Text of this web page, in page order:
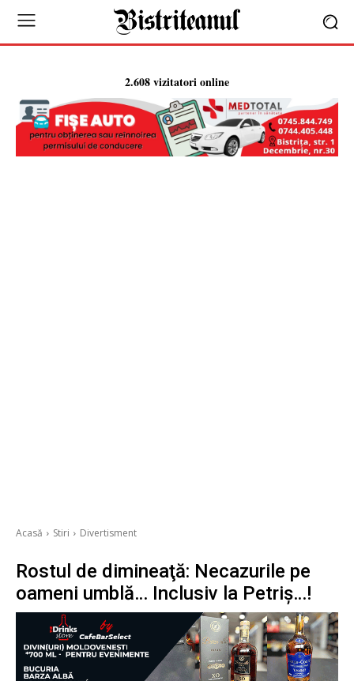
2.608 vizitatori online
Acasă Stiri Divertisment
Rostul de dimineaţă: Necazurile pe
oameni umblă… Inclusiv la Petriş…!